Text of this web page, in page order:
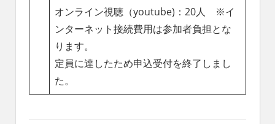
オンライン視聴（youtube)：20人 ※イ
ンターネット接続費用は参加者負担とな
ります。
定員に達したため申込受付を終了しまし
た。